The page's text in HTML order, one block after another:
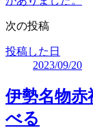
次の投稿
投稿した日
2023/09/20
伊勢名物
べる